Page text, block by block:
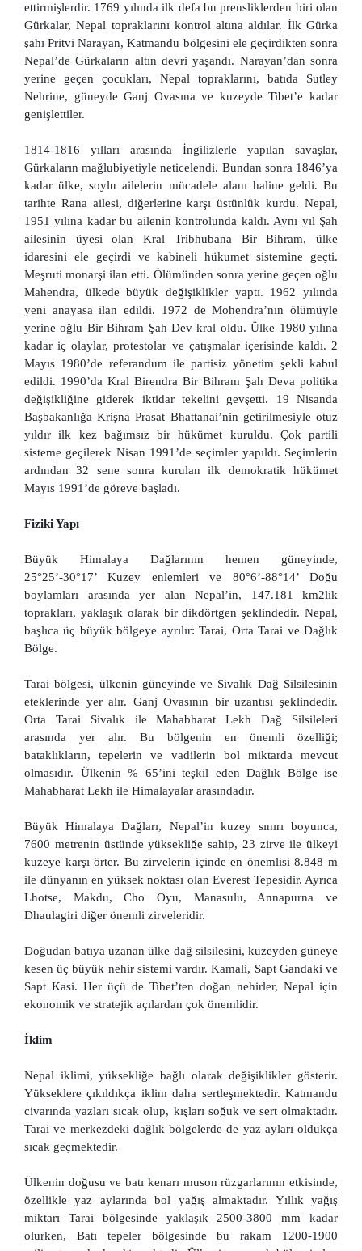
ettirmişlerdir. 1769 yılında ilk defa bu prensliklerden biri olan
Gürkalar, Nepal topraklarını kontrol altına aldılar. İlk Gürka
şahı Pritvi Narayan, Katmandu bölgesini ele geçirdikten sonra
Nepal’de Gürkaların altın devri yaşandı. Narayan’dan sonra
yerine geçen çocukları, Nepal topraklarını, batıda Sutley
Nehrine, güneyde Ganj Ovasına ve kuzeyde Tibet’e kadar
genişlettiler.
1814-1816 yılları arasında İngilizlerle yapılan savaşlar,
Gürkaların mağlubiyetiyle neticelendi. Bundan sonra 1846’ya
kadar ülke, soylu ailelerin mücadele alanı haline geldi. Bu
tarihte Rana ailesi, diğerlerine karşı üstünlük kurdu. Nepal,
1951 yılına kadar bu ailenin kontrolunda kaldı. Aynı yıl Şah
ailesinin üyesi olan Kral Tribhubana Bir Bihram, ülke
idaresini ele geçirdi ve kabineli hükumet sistemine geçti.
Meşruti monarşi ilan etti. Ölümünden sonra yerine geçen oğlu
Mahendra, ülkede büyük değişiklikler yaptı. 1962 yılında
yeni anayasa ilan edildi. 1972 de Mohendra’nın ölümüyle
yerine oğlu Bir Bihram Şah Dev kral oldu. Ülke 1980 yılına
kadar iç olaylar, protestolar ve çatışmalar içerisinde kaldı. 2
Mayıs 1980’de referandum ile partisiz yönetim şekli kabul
edildi. 1990’da Kral Birendra Bir Bihram Şah Deva politika
değişikliğine giderek iktidar tekelini gevşetti. 19 Nisanda
Başbakanlığa Krişna Prasat Bhattanai’nin getirilmesiyle otuz
yıldır ilk kez bağımsız bir hükümet kuruldu. Çok partili
sisteme geçilerek Nisan 1991’de seçimler yapıldı. Seçimlerin
ardından 32 sene sonra kurulan ilk demokratik hükümet
Mayıs 1991’de göreve başladı.
Fiziki Yapı
Büyük Himalaya Dağlarının hemen güneyinde,
25°25’-30°17’ Kuzey enlemleri ve 80°6’-88°14’ Doğu
boylamları arasında yer alan Nepal’in, 147.181 km2lik
toprakları, yaklaşık olarak bir dikdörtgen şeklindedir. Nepal,
başlıca üç büyük bölgeye ayrılır: Tarai, Orta Tarai ve Dağlık
Bölge.
Tarai bölgesi, ülkenin güneyinde ve Sivalık Dağ Silsilesinin
eteklerinde yer alır. Ganj Ovasının bir uzantısı şeklindedir.
Orta Tarai Sivalık ile Mahabharat Lekh Dağ Silsileleri
arasında yer alır. Bu bölgenin en önemli özelliği;
bataklıkların, tepelerin ve vadilerin bol miktarda mevcut
olmasıdır. Ülkenin % 65’ini teşkil eden Dağlık Bölge ise
Mahabharat Lekh ile Himalayalar arasındadır.
Büyük Himalaya Dağları, Nepal’in kuzey sınırı boyunca,
7600 metrenin üstünde yüksekliğe sahip, 23 zirve ile ülkeyi
kuzeye karşı örter. Bu zirvelerin içinde en önemlisi 8.848 m
ile dünyanın en yüksek noktası olan Everest Tepesidir. Ayrıca
Lhotse, Makdu, Cho Oyu, Manasulu, Annapurna ve
Dhaulagiri diğer önemli zirveleridir.
Doğudan batıya uzanan ülke dağ silsilesini, kuzeyden güneye
kesen üç büyük nehir sistemi vardır. Kamali, Sapt Gandaki ve
Sapt Kasi. Her üçü de Tibet’ten doğan nehirler, Nepal için
ekonomik ve stratejik açılardan çok önemlidir.
İklim
Nepal iklimi, yüksekliğe bağlı olarak değişiklikler gösterir.
Yükseklere çıkıldıkça iklim daha sertleşmektedir. Katmandu
civarında yazları sıcak olup, kışları soğuk ve sert olmaktadır.
Tarai ve merkezdeki dağlık bölgelerde de yaz ayları oldukça
sıcak geçmektedir.
Ülkenin doğusu ve batı kenarı muson rüzgarlarının etkisinde,
özellikle yaz aylarında bol yağış almaktadır. Yıllık yağış
miktarı Tarai bölgesinde yaklaşık 2500-3800 mm kadar
olurken, Batı tepeler bölgesinde bu rakam 1200-1900